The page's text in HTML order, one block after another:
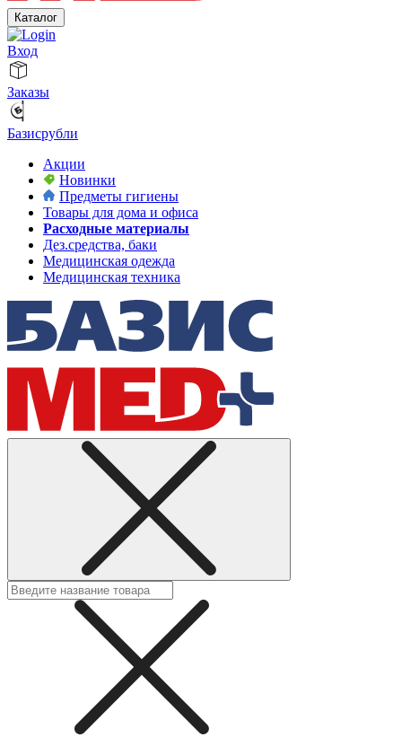
Каталог
Вход
Заказы
Базисрубли
Акции
Новинки
Предметы гигиены
Товары для дома и офиса
Расходные материалы
Дез.средства, баки
Медицинская одежда
Медицинская техника